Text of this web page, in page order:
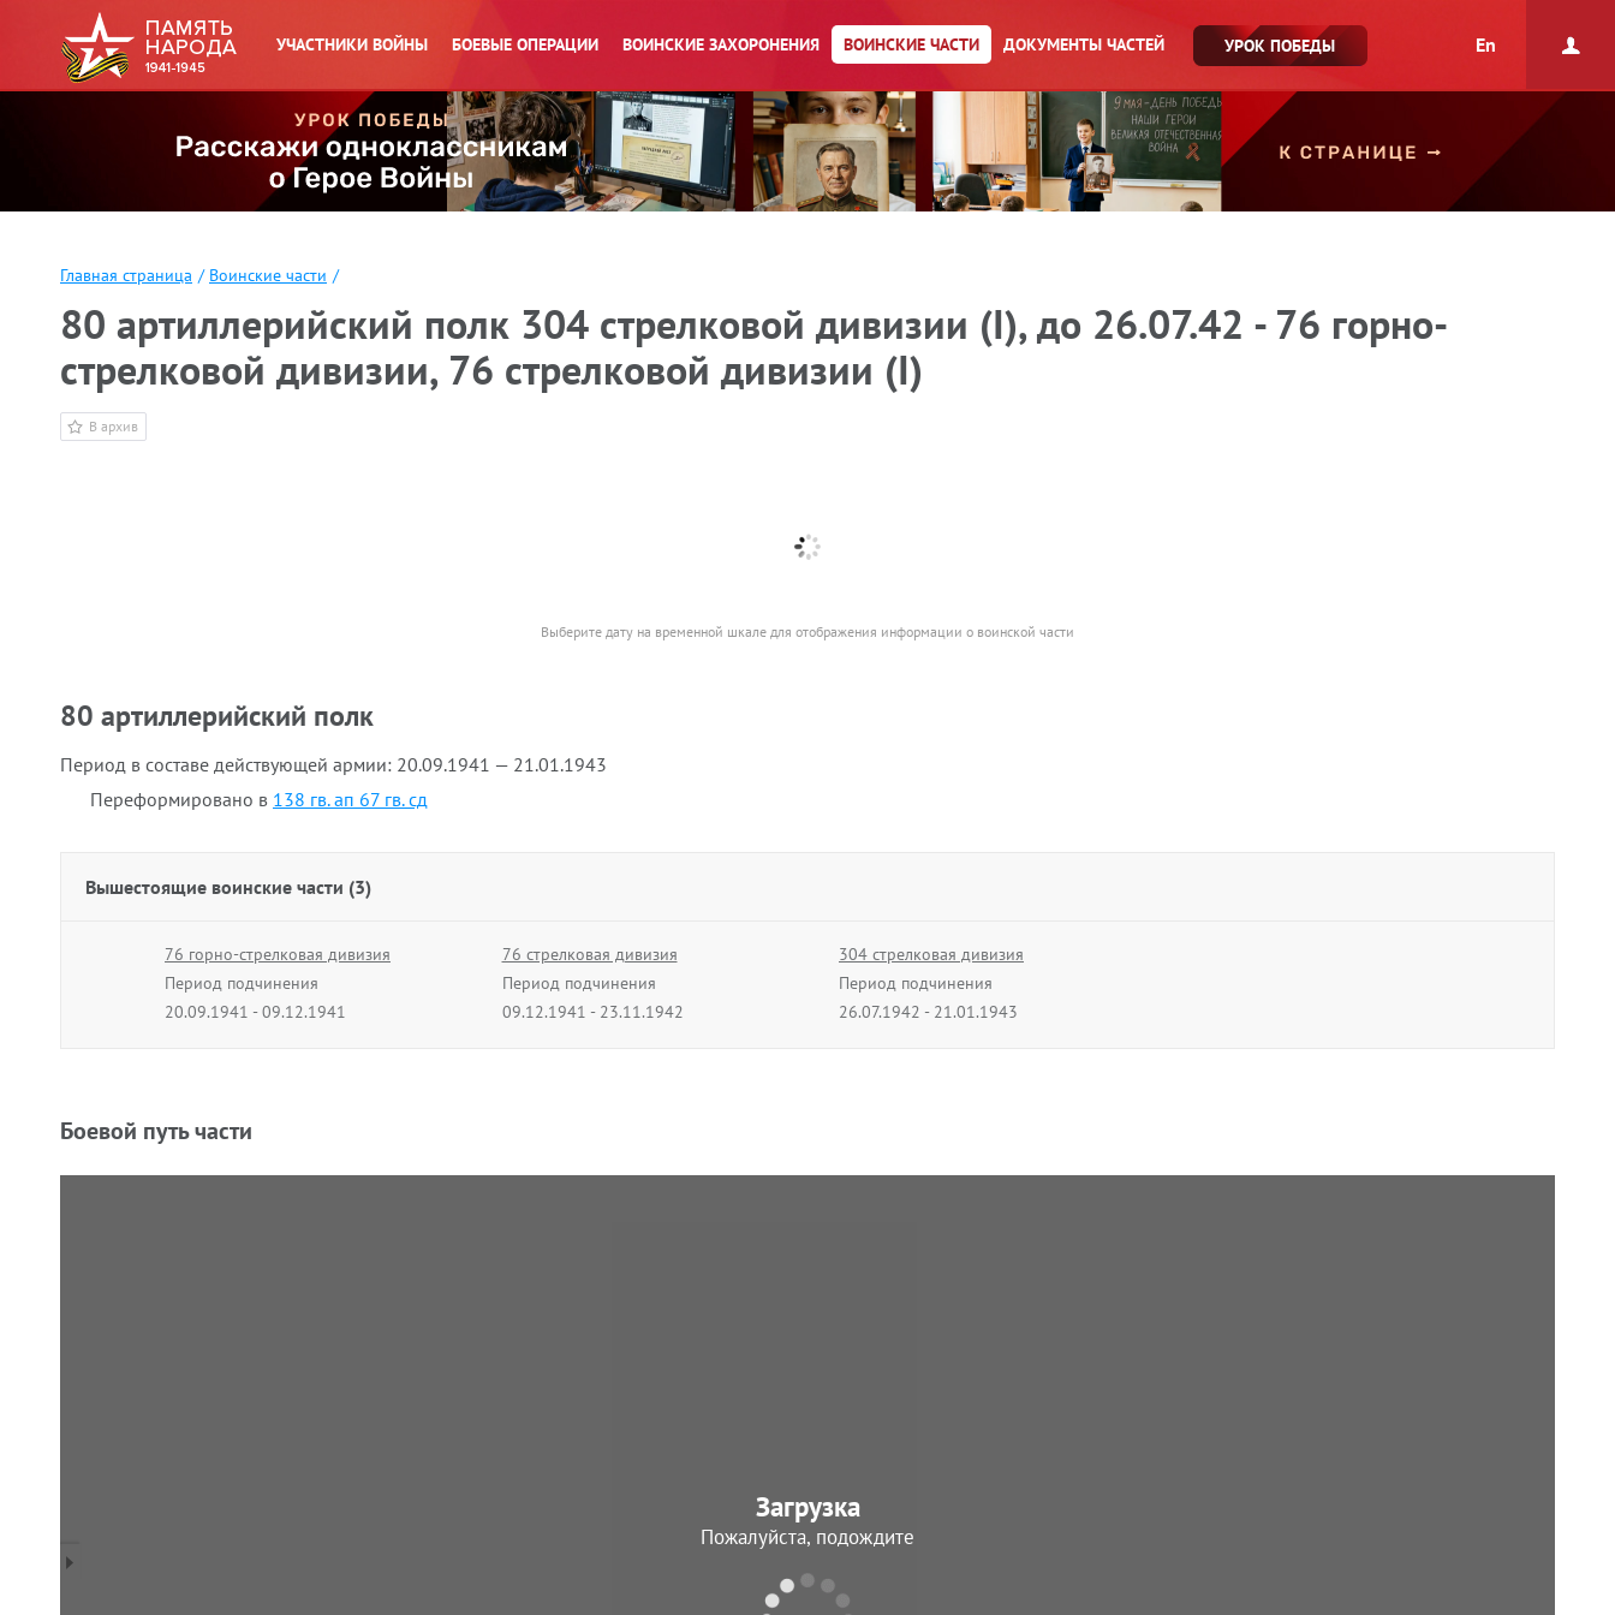
УЧАСТНИКИ ВОЙНЫ БОЕВЫЕ ОПЕРАЦИИ ВОИНСКИЕ ЗАХОРОНЕНИЯ ВОИНСКИЕ ЧАСТИ ДОКУМЕНТЫ ЧАСТЕЙ УРОК ПОБЕДЫ En
Главная страница / Воинские части /
80 артиллерийский полк 304 стрелковой дивизии (I), до 26.07.42 - 76 горно-
стрелковой дивизии, 76 стрелковой дивизии (I)
В архив
Выберите дату на временной шкале для отображения информации о воинской части
80 артиллерийский полк
Период в составе действующей армии: 20.09.1941 — 21.01.1943
Переформировано в 138 гв. ап 67 гв. сд
Вышестоящие воинские части (3)
76 горно-стрелковая дивизия
Период подчинения
20.09.1941 - 09.12.1941
76 стрелковая дивизия
Период подчинения
09.12.1941 - 23.11.1942
304 стрелковая дивизия
Период подчинения
26.07.1942 - 21.01.1943
Боевой путь части
Загрузка
Пожалуйста, подождите